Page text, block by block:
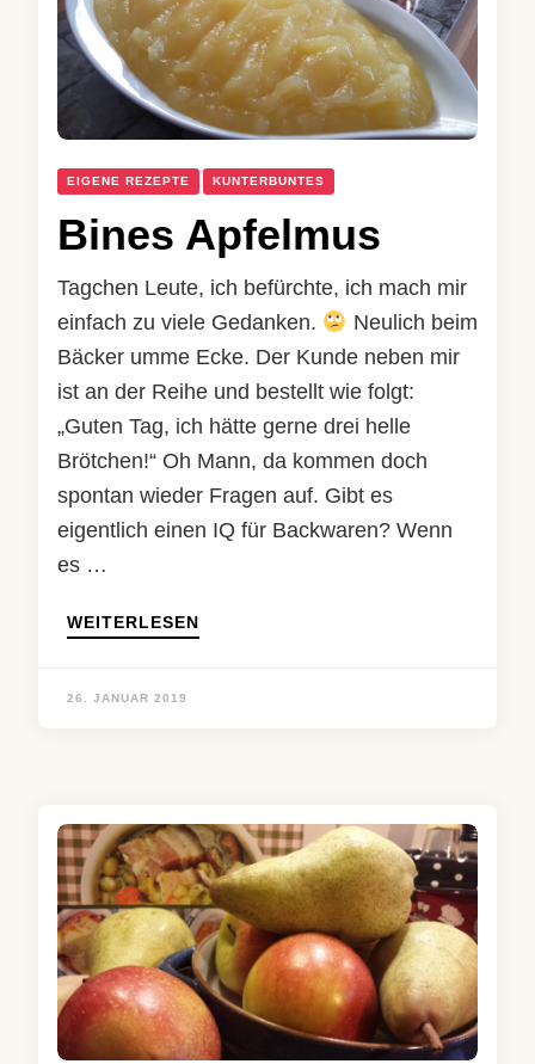
EIGENE REZEPTE KUNTERBUNTES
Bines Apfelmus
Tagchen Leute, ich befürchte, ich mach mir
einfach zu viele Gedanken.
Neulich beim
Bäcker umme Ecke. Der Kunde neben mir
ist an der Reihe und bestellt wie folgt:
„Guten Tag, ich hätte gerne drei helle
Brötchen!“ Oh Mann, da kommen doch
spontan wieder Fragen auf. Gibt es
eigentlich einen IQ für Backwaren? Wenn
es …
WEITERLESEN
26. JANUAR 2019